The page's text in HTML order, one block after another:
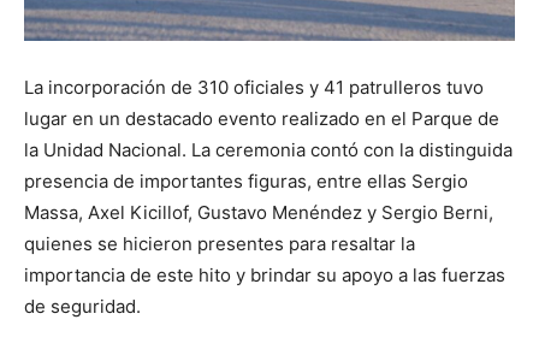
La incorporación de 310 oficiales y 41 patrulleros tuvo
lugar en un destacado evento realizado en el Parque de
la Unidad Nacional. La ceremonia contó con la distinguida
presencia de importantes figuras, entre ellas Sergio
Massa, Axel Kicillof, Gustavo Menéndez y Sergio Berni,
quienes se hicieron presentes para resaltar la
importancia de este hito y brindar su apoyo a las fuerzas
de seguridad.